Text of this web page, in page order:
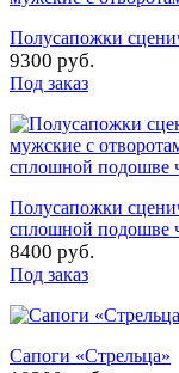
Полусапожки
9300 руб.
Под заказ
Полусапожки
сплошной подошве
8400 руб.
Под заказ
Сапоги «Стрельца»